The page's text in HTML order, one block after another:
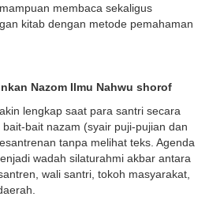
membaca sekaligus
kitab dengan metode pemahaman
Nazom Ilmu Nahwu shorof
lengkap saat para santri secara
bait nazam (syair puji-pujian dan
tanpa melihat teks. Agenda
wadah silaturahmi akbar antara
wali santri, tokoh masyarakat,